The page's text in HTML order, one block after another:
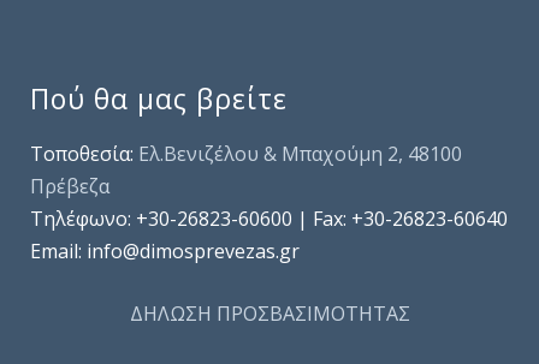
Πού θα μας βρείτε
Τοποθεσία: Ελ.Βενιζέλου & Μπαχούμη 2, 48100
Πρέβεζα
Τηλέφωνo: +30-26823-60600 | Fax: +30-26823-60640
Email: info@dimosprevezas.gr
ΔΗΛΩΣΗ ΠΡΟΣΒΑΣΙΜΟΤΗΤΑΣ